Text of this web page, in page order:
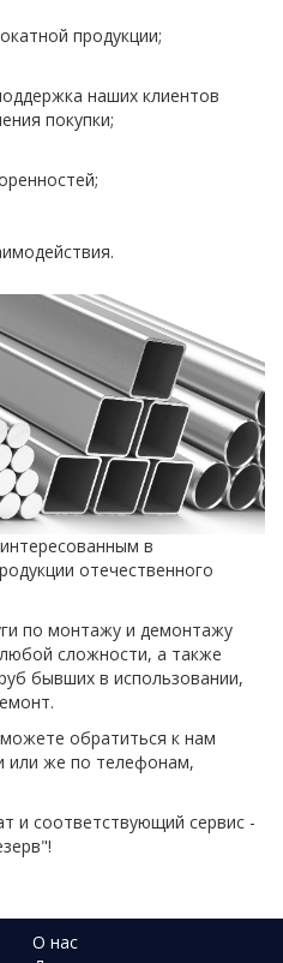
продукции;
наших клиентов
покупки;
в
отечественного
по монтажу и демонтажу
сложности, а также
бывших в использовании,
обратиться к нам
или же по телефонам,
и соответствующий сервис -
О нас